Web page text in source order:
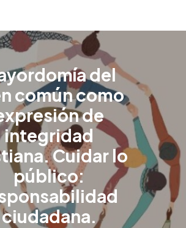
del
común como
de
integridad
Cuidar lo
público:
ciudadana.